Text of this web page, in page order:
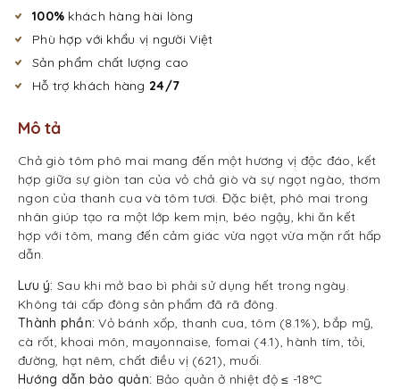
100% khách hàng hài lòng
Phù hợp với khẩu vị người Việt
Sản phẩm chất lượng cao
Hỗ trợ khách hàng 24/7
Mô tả
Chả giò tôm phô mai mang đến một hương vị độc đáo, kết
hợp giữa sự giòn tan của vỏ chả giò và sự ngọt ngào, thơm
ngon của thanh cua và tôm tươi. Đặc biệt, phô mai trong
nhân giúp tạo ra một lớp kem mịn, béo ngậy, khi ăn kết
hợp với tôm, mang đến cảm giác vừa ngọt vừa mặn rất hấp
dẫn.
Lưu ý: Sau khi mở bao bì phải sử dụng hết trong ngày.
Không tái cấp đông sản phẩm đã rã đông.
Thành phần: Vỏ bánh xốp, thanh cua, tôm (8.1%), bắp mỹ,
cà rốt, khoai môn, mayonnaise, fomai (4.1), hành tím, tỏi,
đường, hạt nêm, chất điều vị (621), muối.
Hướng dẫn bảo quản: Bảo quản ở nhiệt độ ≤ -18°C